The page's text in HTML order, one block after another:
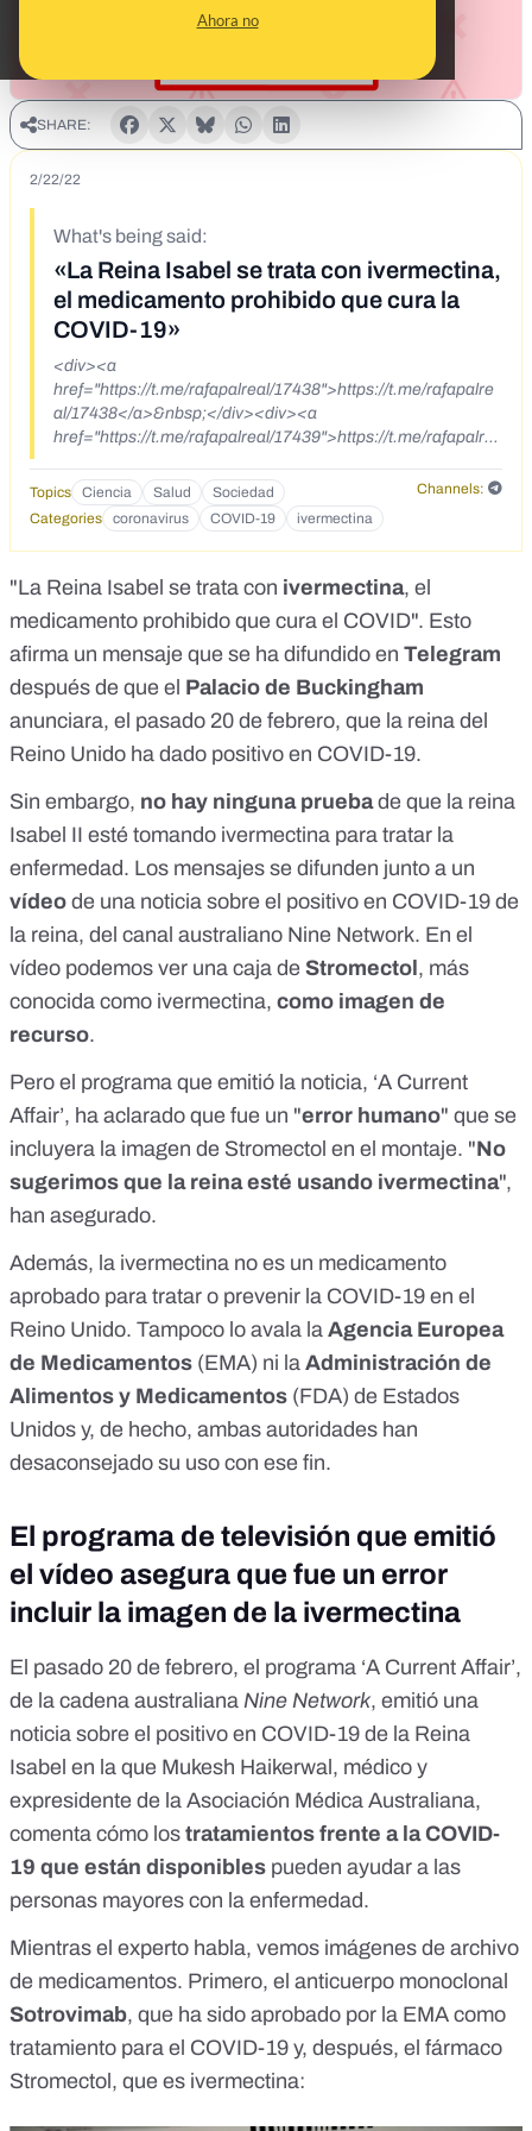
Ahora no
SHARE:
2/22/22
What's being said:
«La Reina Isabel se trata con ivermectina,
el medicamento prohibido que cura la
COVID-19»
<div><a
href="https://t.me/rafapalreal/17438">https://t.me/rafapalre
al/17438</a>&nbsp;</div><div><a
href="https://t.me/rafapalreal/17439">https://t.me/rafapalre
Topics Ciencia Salud Sociedad
Channels:
Categories
coronavirus COVID-19 ivermectina
"La Reina Isabel se trata con ivermectina, el
medicamento prohibido que cura el COVID". Esto
afirma un mensaje que se ha difundido en Telegram
después de que el Palacio de Buckingham
anunciara, el pasado 20 de febrero, que la reina del
Reino Unido ha dado positivo en COVID-19.
Sin embargo, no hay ninguna pruebade que la reina
Isabel II esté tomando ivermectina para tratar la
enfermedad. Los mensajes se difunden junto a un
vídeo de una noticia sobre el positivo en COVID-19 de
la reina, del canal australiano Nine Network. En el
vídeo podemos ver una caja de Stromectol , más
conocida como ivermectina, como imagen de
recurso.
Pero el programa que emitió la noticia, ‘A Current
Affair’, ha aclarado que fue un "error humano" que se
incluyera la imagen de Stromectol en el montaje. "No
sugerimos que la reina esté usando ivermectina",
han asegurado.
Además, la ivermectina no es un medicamento
aprobado para tratar o prevenir la COVID-19 en el
Reino Unido. Tampoco lo avala la Agencia Europea
de Medicamentos (EMA) ni la Administración de
Alimentos y Medicamentos (FDA) de Estados
Unidos y, de hecho, ambas autoridades han
desaconsejado su uso con ese fin.
El programa de televisión que emitió
el vídeo asegura que fue un error
incluir la imagen de la ivermectina
El pasado 20 de febrero, el programa ‘A Current Affair’,
de la cadena australiana Nine Network, emitió una
noticia sobre el positivo en COVID-19 de la Reina
Isabel en la que Mukesh Haikerwal, médico y
expresidente de la Asociación Médica Australiana,
comenta cómo los tratamientos frente a la COVID-
19 que están disponibles pueden ayudar a las
personas mayores con la enfermedad.
Mientras el experto habla, vemos imágenes de archivo
de medicamentos. Primero, el anticuerpo monoclonal
Sotrovimab, que ha sido aprobado por la EMA como
tratamiento para el COVID-19 y, después, el fármaco
Stromectol, que es ivermectina: